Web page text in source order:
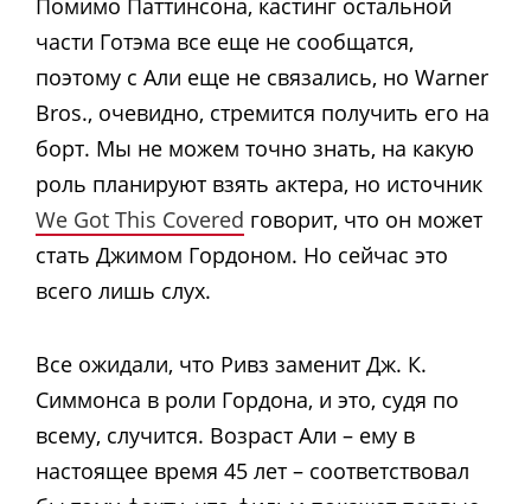
Помимо Паттинсона, кастинг остальной
части Готэма все еще не сообщатся,
поэтому с Али еще не связались, но Warner
Bros., очевидно, стремится получить его на
борт. Мы не можем точно знать, на какую
роль планируют взять актера, но источник
We Got This Covered говорит, что он может
стать Джимом Гордоном. Но сейчас это
всего лишь слух.
Все ожидали, что Ривз заменит Дж. К.
Симмонса в роли Гордона, и это, судя по
всему, случится. Возраст Али – ему в
настоящее время 45 лет – соответствовал